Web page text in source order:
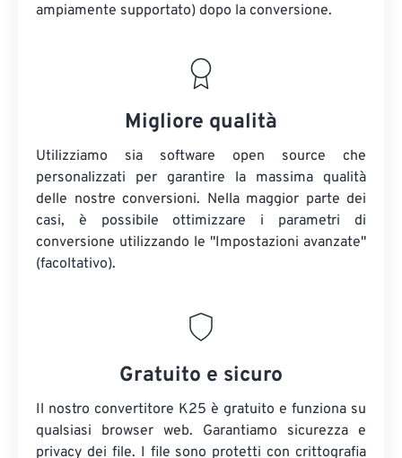
ampiamente supportato) dopo la conversione.
Migliore qualità
Utilizziamo sia software open source che
personalizzati per garantire la massima qualità
delle nostre conversioni. Nella maggior parte dei
casi, è possibile ottimizzare i parametri di
conversione utilizzando le "Impostazioni avanzate"
(facoltativo).
Gratuito e sicuro
Il nostro convertitore K25 è gratuito e funziona su
qualsiasi browser web. Garantiamo sicurezza e
privacy dei file. I file sono protetti con crittografia